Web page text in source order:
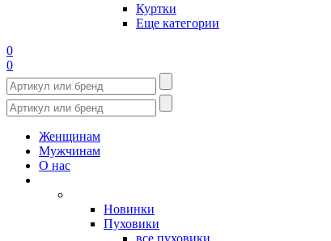
Куртки
Еще категории
0
0
Женщинам
Мужчинам
О нас
Новинки
Пуховики
все пуховики